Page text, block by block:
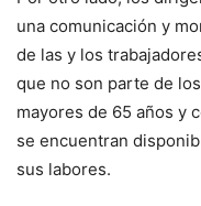
una comunicación y
de las y los
que no son parte de
mayores de 65 años y
se encuentran
sus labores.